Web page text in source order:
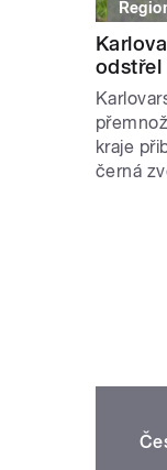
odstřel
kraje